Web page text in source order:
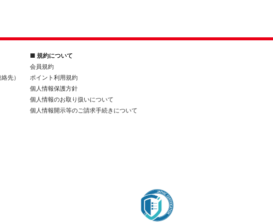
先）
■ 規約について
会員規約
ポイント利用規約
個人情報保護方針
個人情報のお取り扱いについて
個人情報開示等のご請求手続きについて